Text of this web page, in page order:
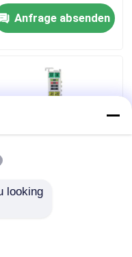
Anfrage absenden
Interface-
looking